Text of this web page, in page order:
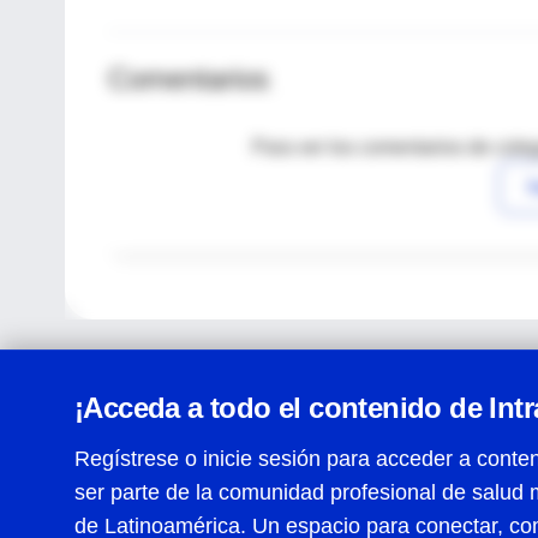
Comentarios
Para ver los comentarios de
¡Acceda a todo el contenido de
Regístrese o inicie sesión para acceder a
ser parte de la comunidad profesional de salud
de Latinoamérica. Un espacio para conectar,
Centro de Ayuda